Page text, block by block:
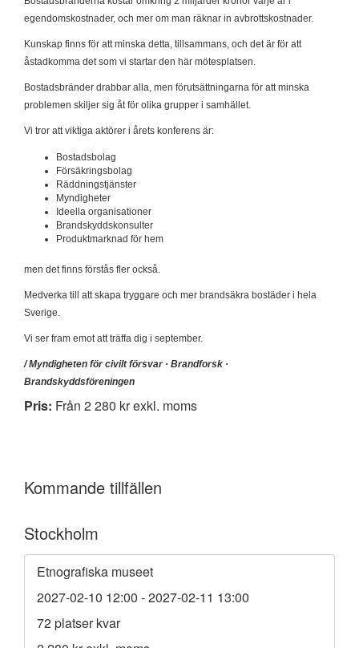
egendomskostnader, och mer om man räknar in avbrottskostnader.
Kunskap finns för att minska detta, tillsammans, och det är för att
åstadkomma det som vi startar den här mötesplatsen.
Bostadsbränder drabbar alla, men förutsättningarna för att minska
problemen skiljer sig åt för olika grupper i samhället.
Vi tror att viktiga aktörer i årets konferens är:
Bostadsbolag
Försäkringsbolag
Räddningstjänster
Myndigheter
Ideella organisationer
Brandskyddskonsulter
Produktmarknad för hem
men det finns förstås fler också.
Medverka till att skapa tryggare och mer brandsäkra bostäder i hela
Sverige.
Vi ser fram emot att träffa dig i september.
/ Myndigheten för civilt försvar · Brandforsk ·
Brandskyddsföreningen
Pris: Från 2 280 krexkl. moms
Kommande tillfällen
Stockholm
Etnografiska museet
2027-02-10 12:00 - 2027-02-11 13:00
72 platser kvar